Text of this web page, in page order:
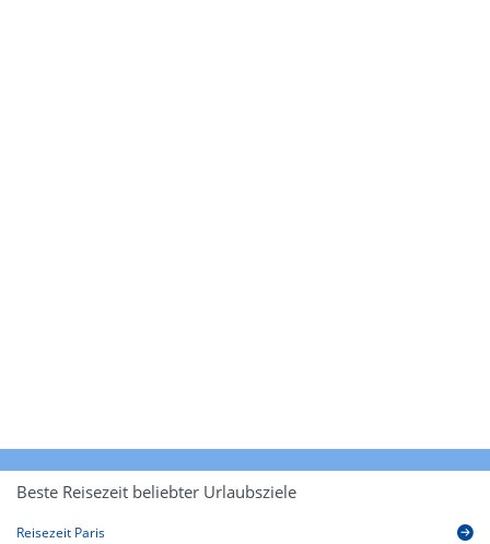
Beste Reisezeit beliebter Urlaubsziele
Reisezeit Paris